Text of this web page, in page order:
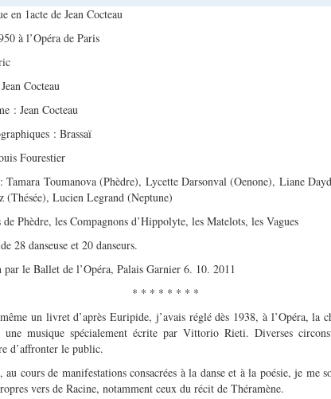
en 1acte de Jean Cocteau
à l’Opéra de Paris
Cocteau
: Jean Cocteau
: Brassaï
Fourestier
Tamara Toumanova (Phèdre), Lycette Darsonval (Oenone), Liane
Lucien Legrand (Neptune)
Phèdre, les Compagnons d’Hippolyte, les Matelots, les Vagues
28 danseuse et 20 danseurs.
par le Ballet de l’Opéra, Palais Garnier 6. 10. 2011
* * * * * * * *
un livret d’après Euripide, j’avais réglé dès 1938, à l’Opéra, la
musique spécialement écrite par Vittorio Rieti. Diverses
d’affronter le public.
cours de manifestations consacrées à la danse et à la poésie, je me
vers de Racine, notamment ceux du récit de Théramène.